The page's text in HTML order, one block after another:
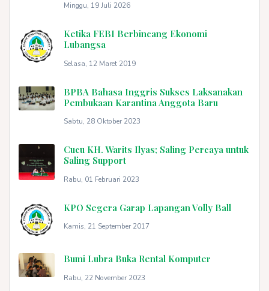
Minggu, 19 Juli 2026
Ketika FEBI Berbincang Ekonomi
Lubangsa
Selasa, 12 Maret 2019
BPBA Bahasa Inggris Sukses Laksanakan
Pembukaan Karantina Anggota Baru
Sabtu, 28 Oktober 2023
Cucu KH. Warits Ilyas; Saling Percaya untuk
Saling Support
Rabu, 01 Februari 2023
KPO Segera Garap Lapangan Volly Ball
Kamis, 21 September 2017
Bumi Lubra Buka Rental Komputer
Rabu, 22 November 2023